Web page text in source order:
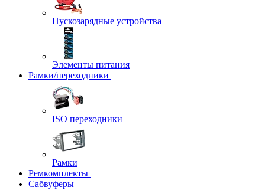
Пускозарядные устройства
Элементы питания
Рамки/переходники
ISO переходники
Рамки
Ремкомплекты
Сабвуферы